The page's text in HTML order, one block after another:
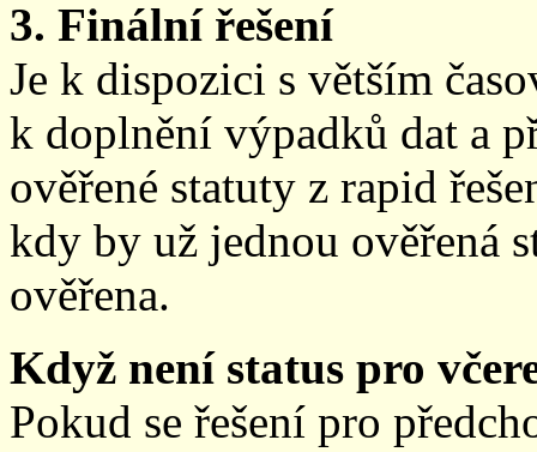
3. Finální řešení
Je k dispozici s větším
k doplnění výpadků dat a
ověřené statuty z rapid
kdy by už jednou ověřená
ověřena.
Když není status pro
Pokud se řešení pro